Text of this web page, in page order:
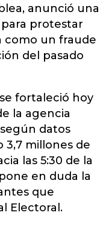
anunció una
protestar
como un fraude
del pasado
fortaleció hoy
la agencia
datos
3,7 millones de
las 5:30 de la
en duda la
que
Electoral.